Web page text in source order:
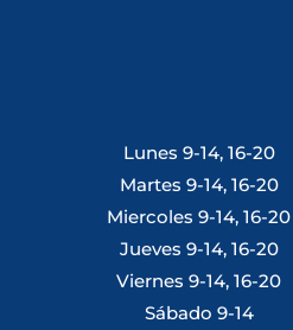
Lunes 9-14, 16-20
Martes 9-14, 16-20
Miercoles 9-14, 16-20
Jueves 9-14, 16-20
Viernes 9-14, 16-20
Sábado 9-14